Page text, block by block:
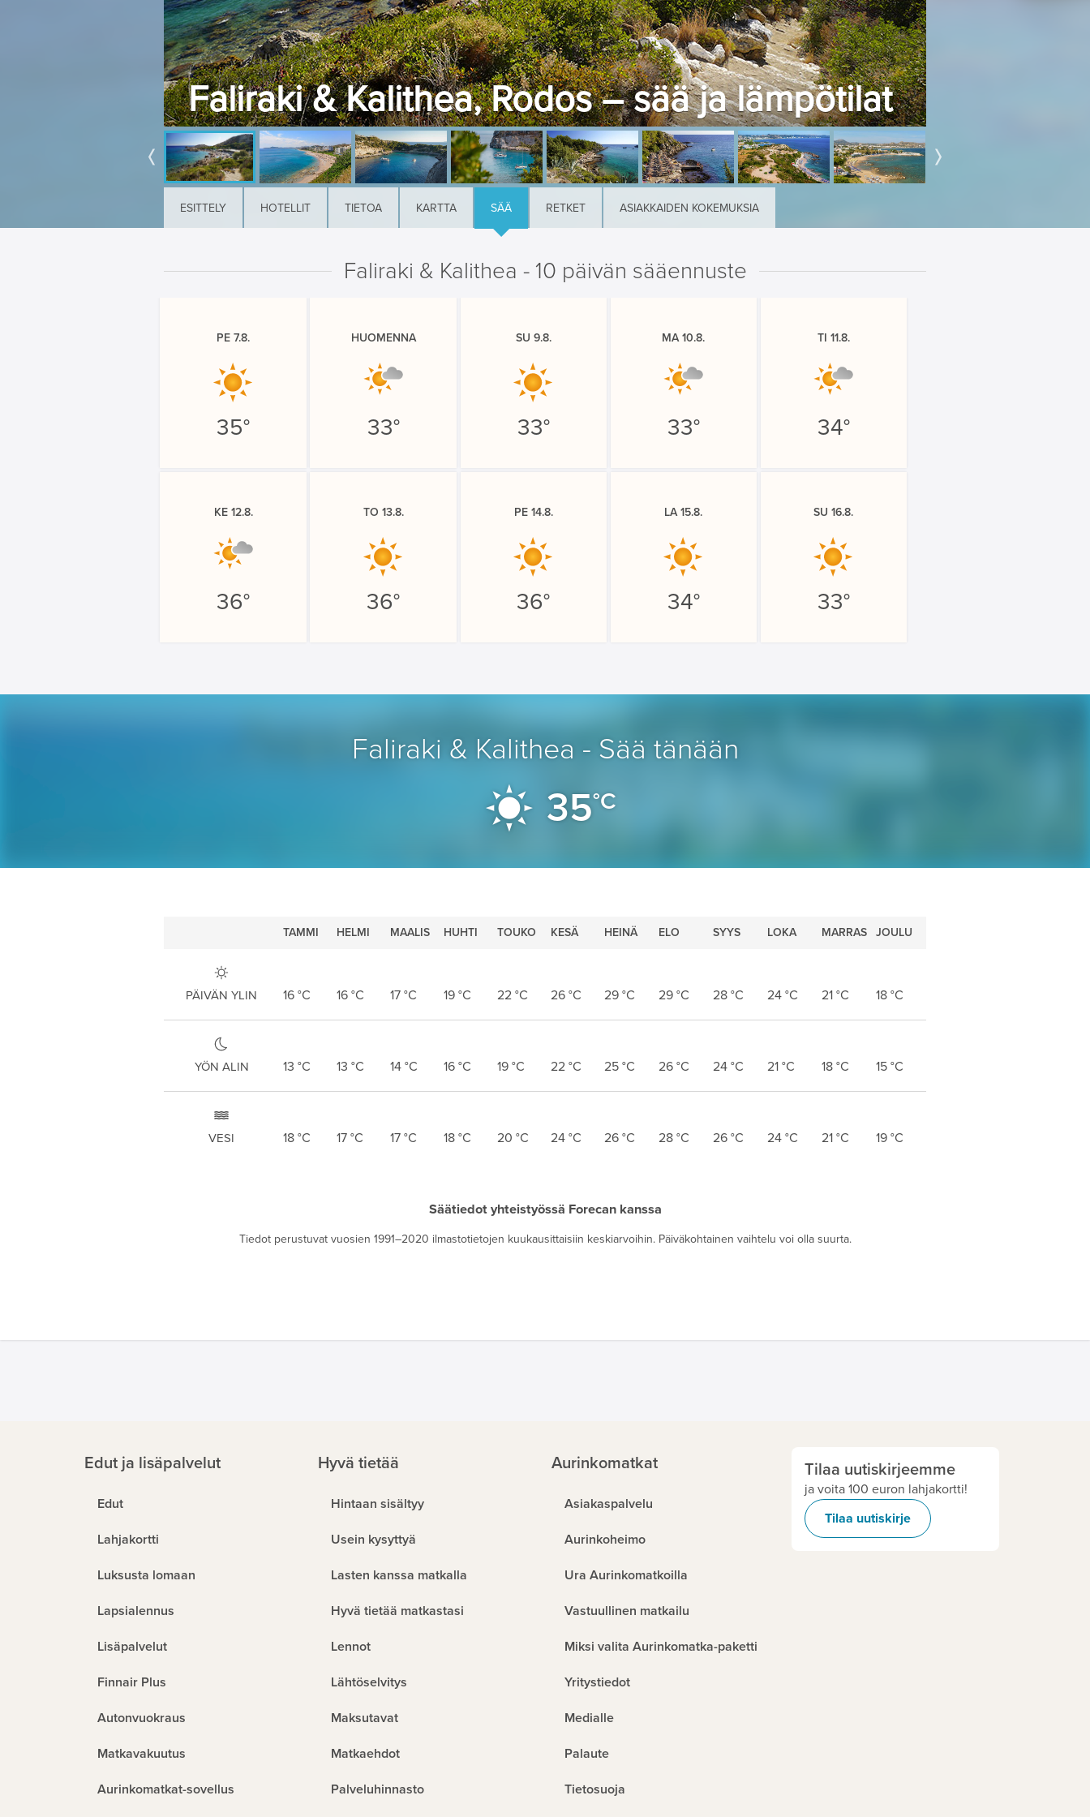
Faliraki & Kalithea, Rodos – sää ja lämpötilat
ESITTELY HOTELLIT TIETOA KARTTA SÄÄ RETKET ASIAKKAIDEN KOKEMUKSIA
Faliraki & Kalithea - 10 päivän sääennuste
PE 7.8.
35°
HUOMENNA
33°
SU 9.8.
33°
MA 10.8.
33°
TI 11.8.
34°
KE 12.8.
36°
TO 13.8.
36°
PE 14.8.
36°
LA 15.8.
34°
SU 16.8.
33°
Faliraki & Kalithea - Sää tänään
35°C
TAMMI HELMI MAALIS HUHTI TOUKO KESÄ HEINÄ ELO SYYS LOKA MARRAS JOULU
PÄIVÄN YLIN 16 °C 16 °C 17 °C 19 °C 22 °C 26 °C 29 °C 29 °C 28 °C 24 °C 21 °C 18 °C
YÖN ALIN 13 °C 13 °C 14 °C 16 °C 19 °C 22 °C 25 °C 26 °C 24 °C 21 °C 18 °C 15 °C
VESI 18 °C 17 °C 17 °C 18 °C 20 °C 24 °C 26 °C 28 °C 26 °C 24 °C 21 °C 19 °C
Säätiedot yhteistyössä Forecan kanssa
Tiedot perustuvat vuosien 1991–2020 ilmastotietojen kuukausittaisiin keskiarvoihin. Päiväkohtainen vaihtelu voi olla suurta.
Edut ja lisäpalvelut
Edut
Lahjakortti
Luksusta lomaan
Lapsialennus
Lisäpalvelut
Finnair Plus
Autonvuokraus
Matkavakuutus
Aurinkomatkat-sovellus
Hyvä tietää
Hintaan sisältyy
Usein kysyttyä
Lasten kanssa matkalla
Hyvä tietää matkastasi
Lennot
Lähtöselvitys
Maksutavat
Matkaehdot
Palveluhinnasto
Aurinkomatkat
Asiakaspalvelu
Aurinkoheimo
Ura Aurinkomatkoilla
Vastuullinen matkailu
Miksi valita Aurinkomatka-paketti
Yritystiedot
Medialle
Palaute
Tietosuoja
Tilaa uutiskirjeemme
ja voita 100 euron lahjakortti!
Tilaa uutiskirje